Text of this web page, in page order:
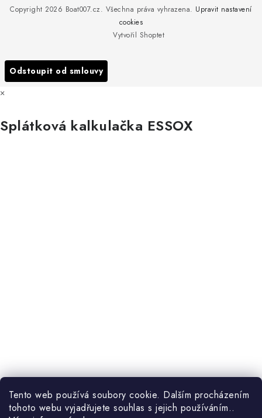
Tento web používá soubory cookie. Dalším procházením
tohoto webu vyjadřujete souhlas s jejich používáním..
Obchodní podmínky
Podmínky ochrany osobních údajů
Všechny značky
Vytvořil Shoptet
Copyright 2026 Boat007.cz. Všechna práva vyhrazena. Upravit nastavení
cookies
Odstoupit od smlouvy
×
Splátková kalkulačka ESSOX